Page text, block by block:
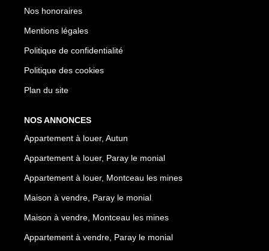
Nos honoraires
Mentions légales
Politique de confidentialité
Politique des cookies
Plan du site
NOS ANNONCES
Appartement à louer, Autun
Appartement à louer, Paray le monial
Appartement à louer, Montceau les mines
Maison à vendre, Paray le monial
Maison à vendre, Montceau les mines
Appartement à vendre, Paray le monial